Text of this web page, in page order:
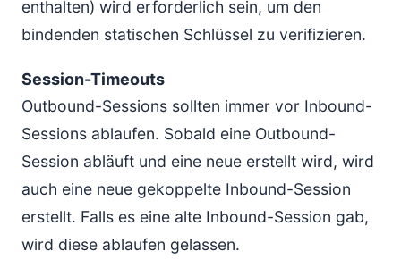
enthalten) wird erforderlich sein, um den
bindenden statischen Schlüssel zu verifizieren.
Session-Timeouts
Outbound-Sessions sollten immer vor Inbound-
Sessions ablaufen. Sobald eine Outbound-
Session abläuft und eine neue erstellt wird, wird
auch eine neue gekoppelte Inbound-Session
erstellt. Falls es eine alte Inbound-Session gab,
wird diese ablaufen gelassen.